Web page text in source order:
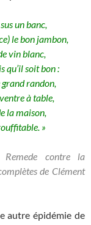
un banc,
le bon jambon,
vin blanc,
qu’il soit bon :
randon,
à table,
la maison,
»
Remede contre la
de Clément
autre épidémie de